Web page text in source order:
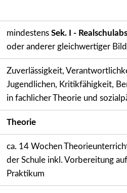
mindestens Sek. I -
oder anderer gleichwertiger
Zuverlässigkeit,
Jugendlichen, Kritikfähigkeit,
in fachlicher Theorie und
Theorie
ca. 14 Wochen
der Schule inkl. Vorbereitung
Praktikum